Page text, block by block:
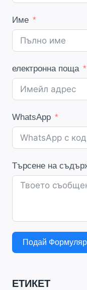
Име
електронна поща
WhatsApp
Търсене на
Подай Формуляр
ЕТИКЕТ